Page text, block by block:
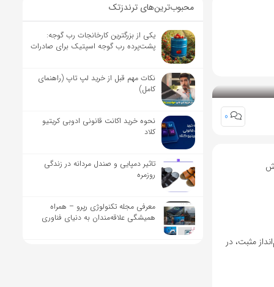
0
مثبت، در
محبوب‌ترین‌های ترندزتک
یکی از بزرگترین کارخانجات رب گوجه:
پشت‌پرده رب گوجه اسپتیک برای صادرات
نکات مهم قبل از خرید لپ تاپ (راهنمای
کامل)
نحوه خرید اکانت قانونی ادوبی کریتیو
کلاد
تاثیر دمپایی و صندل مردانه در زندگی
روزمره
معرفی مجله تکنولوژی رپرو – همراه
همیشگی علاقه‌مندان به دنیای فناوری